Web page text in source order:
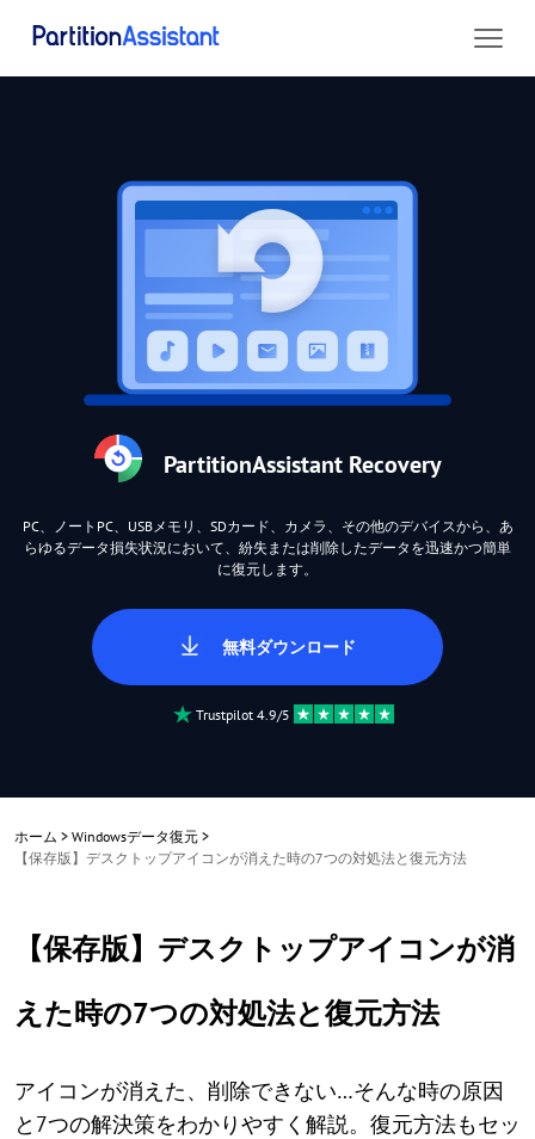
PartitionAssistant Recovery
PC、ノートPC、USBメモリ、SDカード、カメラ、その他のデバイスから、あ
らゆるデータ損失状況において、紛失または削除したデータを迅速かつ簡単
に復元します。
無料ダウンロード
Trustpilot 4.9/5
ホーム > Windowsデータ復元 >
【保存版】デスクトップアイコンが消えた時の7つの対処法と復元方法
【保存版】デスクトップアイコンが消
えた時の7つの対処法と復元方法
アイコンが消えた、削除できない…そんな時の原因
と7つの解決策をわかりやすく解説。復元方法もセッ